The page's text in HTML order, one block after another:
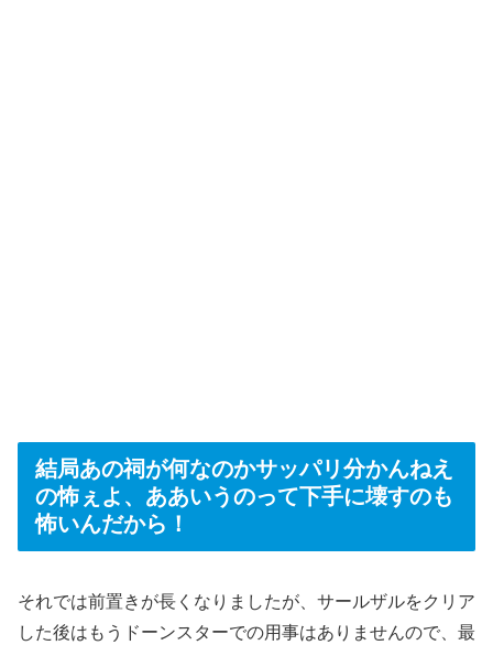
結局あの祠が何なのかサッパリ分かんねえ
の怖ぇよ、ああいうのって下手に壊すのも
怖いんだから！
それでは前置きが長くなりましたが、サールザルをクリア
した後はもうドーンスターでの用事はありませんので、最